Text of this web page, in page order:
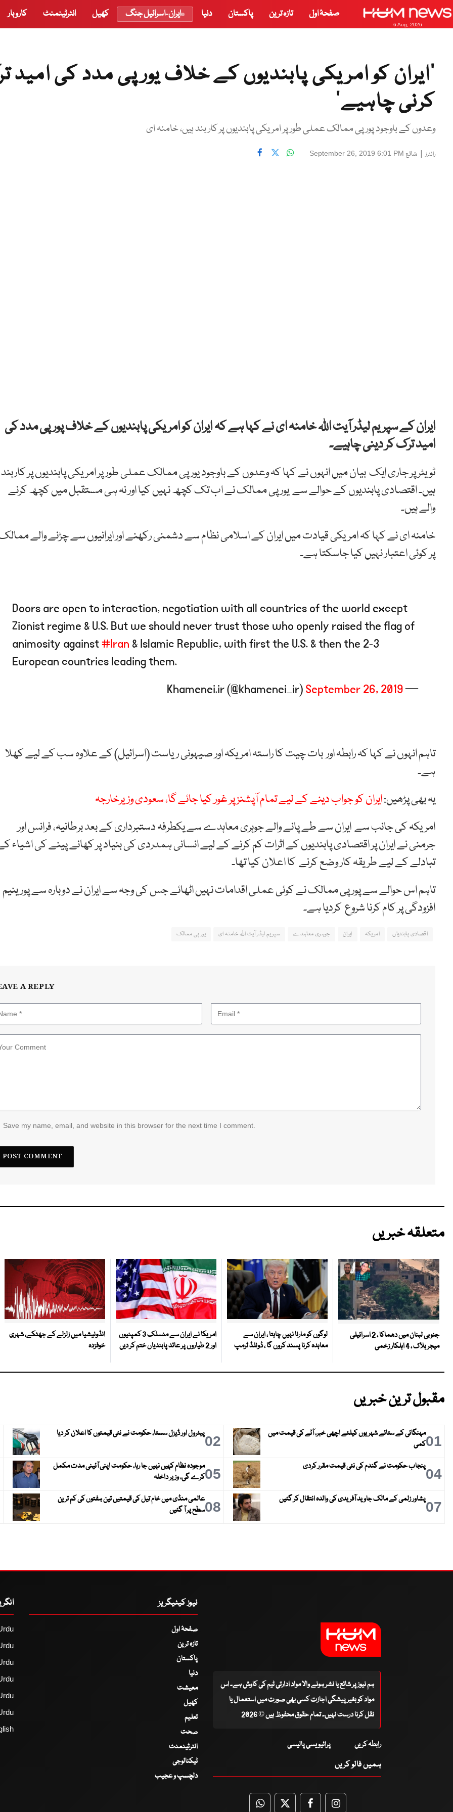
6 Aug, 2026
صفحۂ اول تازہ ترین پاکستان دنیا ایران-اسرائیل جنگ کھیل انٹرٹینمنٹ کاروبار
‘ایران کو امریکی پابندیوں کے خلاف یورپی مدد کی امید
کرنی چاہیے’
وعدوں کے باوجود پورپی ممالک عملی طور پر امریکی پابندیوں پر کار بند ہیں، خامنہ ای
رائٹرز| شائع September 26, 2019 6:01 PM
ایران کے سپریم لیڈر آیت اللہ خامنہ ای نے کہا ہے کہ ایران کو امریکی پابندیوں کے خلاف پورپی مدد کی
امید ترک کر دینی چاہیے۔
ٹویٹر پر جاری ایک بیان میں انہوں نے کہا کہ وعدوں کے باوجود یورپی ممالک عملی طور پر امریکی پابندیوں پر کاربند
ہیں۔ اقتصادی پابندیوں کے حوالے سے یورپی ممالک نے اب تک کچھ نہیں کیا اور نہ ہی مستقبل میں کچھ کرنے
والے ہیں۔
خامنہ ای نے کہا کہ امریکی قیادت میں ایران کے اسلامی نظام سے دشمنی رکھنے اور ایرانیوں سے چڑنے والے
پر کوئی اعتبار نہیں کیا جاسکتا ہے۔
Doors are open to interaction, negotiation with all countries of the world except
Zionist regime & U.S. But we should never trust those who openly raised the flag of
animosity against#Iran & Islamic Republic, with first the U.S. & then the 2-3
European countries leading them.
— Khamenei.ir (@khamenei_ir)
September 26, 2019
تاہم انہوں نے کہا کہ رابطہ اور بات چیت کا راستہ امریکہ اور صیہونی ریاست (اسرائیل) کے علاوہ سب کے لیے کھلا
ہے۔
یہ بھی پڑھیں:ایران کو جواب دینے کے لیے تمام آپشنز پر غور کیا جائے گا، سعودی وزیرخارجہ
امریکہ کی جانب سے ایران سے طے پانے والے جوہری معاہدے سے یکطرفہ دستبرداری کے بعد برطانیہ، فرانس اور
جرمنی نے ایران پر اقتصادی پابندیوں کے اثرات کم کرنے کے لیے انسانی ہمدردی کی بنیاد پر کھانے پینے کی اشیاء
تبادلے کے لیے طریقہ کار وضع کرنے کا اعلان کیا تھا۔
تاہم اس حوالے سے پورپی ممالک نے کوئی عملی اقدامات نہیں اٹھائے جس کی وجہ سے ایران نے دوبارہ سے پورینیم
افزودگی پر کام کرنا شروع کردیا ہے۔
اقصادی پابندیاں امریکہ ایران جوہری معاہدے سپریم لیڈر آیت اللہ خامنہ ای یورپی ممالک
A REPLY
Save my name, email, and website in this browser for the next time I comment.
متعلقہ خبریں
جنوبی لبنان میں دھماکا ، 2 اسرائیلی
میجر ہلاک ، 4 اہلکار زخمی
لوگوں کو مارنا نہیں چاہتا ، ایران سے
معاہدہ کرنا پسند کروں گا ، ڈونلڈ ٹرمپ
امریکا نے ایران سے منسلک 3 کمپنیوں
اور 2 طیاروں پر عائد پابندیاں ختم کر دیں
انڈونیشیا میں زلزلے کے جھٹکے، شہری
خوفزدہ
مقبول ترین خبریں
01مہنگائی کے ستائے شہریوں کیلئے اچھی خبر، آٹے کی قیمت میں
کمی
02پیٹرول اور ڈیزل سستا، حکومت نے نئی قیمتوں کا اعلان کر دیا
04پنجاب حکومت نے گندم کی نئی قیمت مقرر کردی 05موجودہ نظام کہیں نہیں جا رہا، حکومت اپنی آئینی مدت مکمل
کرے گی، وزیر داخلہ
07پشاور زلمی کے مالک جاوید آفریدی کی والدہ انتقال کر گئیں 08عالمی منڈی میں خام تیل کی قیمتیں تین ہفتوں کی کم ترین
سطح پر آ گئیں
ہم نیوز پر شائع یا نشر ہونے والا مواد ادارتی ٹیم کی کاوش ہے۔ اس
مواد کو بغیر پیشگی اجازت کسی بھی صورت میں استعمال یا
نقل کرنا درست نہیں۔ تمام حقوق محفوظ ہیں © 2026
رابطہ کریں پرائیویسی پالیسی
ہمیں فالو کریں
نیوز کیٹیگریز
صفحۂ اول
تازہ ترین
پاکستان
دنیا
معیشت
کھیل
تعلیم
صحت
انٹرٹینمنٹ
ٹیکنالوجی
دلچسپ و عجیب